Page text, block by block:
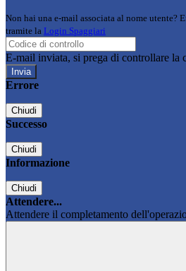
Non hai una e-mail associata al nome utente?
tramite la Login Spaggiari
E-mail inviata, si prega di controllare la
Errore
Chiudi
Successo
Chiudi
Informazione
Chiudi
Attendere...
Attendere il completamento